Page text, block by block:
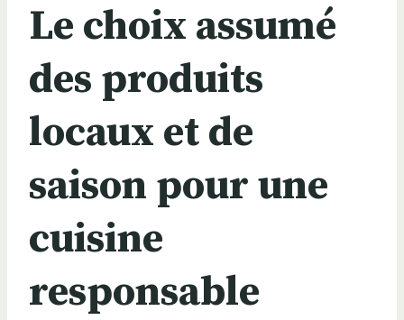
Le choix assumé
des produits
locaux et de
saison pour une
cuisine
responsable